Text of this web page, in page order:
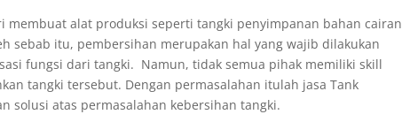
membuat alat produksi seperti tangki penyimpanan bahan cairan
sebab itu, pembersihan merupakan hal yang wajib dilakukan
fungsi dari tangki. Namun, tidak semua pihak memiliki skill
tangki tersebut. Dengan permasalahan itulah jasa Tank
solusi atas permasalahan kebersihan tangki.